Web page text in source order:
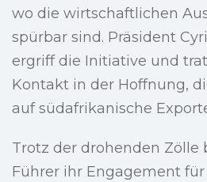
wo die wirtschaftlichen
spürbar sind. Präsident
ergriff die Initiative und
Kontakt in der Hoffnung,
auf südafrikanische
Trotz der drohenden Zölle
Führer ihr Engagement